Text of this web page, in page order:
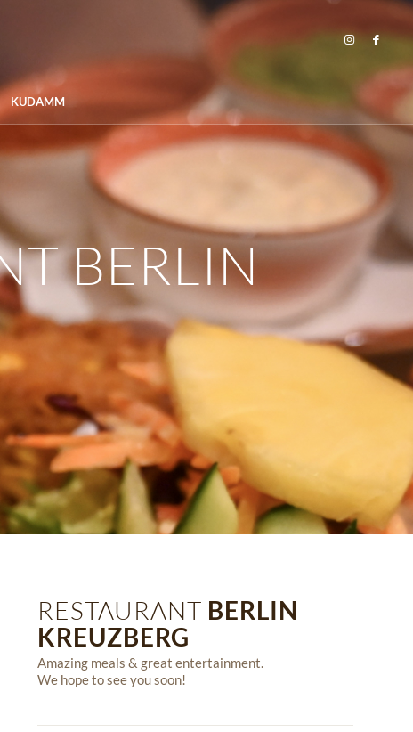
KUDAMM
BERLIN
RESTAURANT BERLIN
KREUZBERG
Amazing meals & great entertainment.
We hope to see you soon!